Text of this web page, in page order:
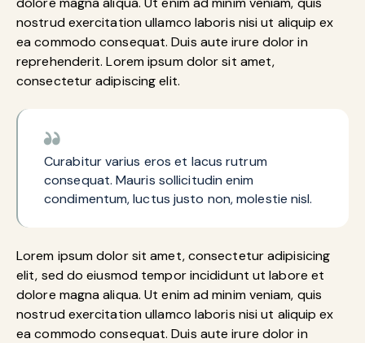
nostrud exercitation ullamco laboris nisi ut aliquip ex
ea commodo consequat. Duis aute irure dolor in
reprehenderit. Lorem ipsum dolor sit amet,
consectetur adipiscing elit.
Curabitur varius eros et lacus rutrum
consequat. Mauris sollicitudin enim
condimentum, luctus justo non, molestie nisl.
Lorem ipsum dolor sit amet, consectetur adipisicing
elit, sed do eiusmod tempor incididunt ut labore et
dolore magna aliqua. Ut enim ad minim veniam, quis
nostrud exercitation ullamco laboris nisi ut aliquip ex
ea commodo consequat. Duis aute irure dolor in